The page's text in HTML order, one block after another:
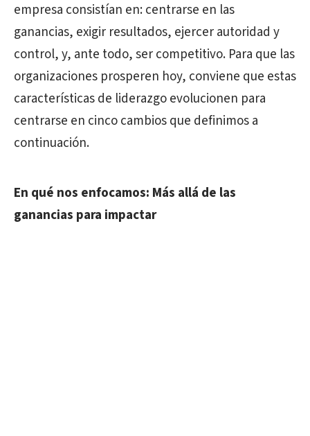
empresa consistían en: centrarse en las
ganancias, exigir resultados, ejercer autoridad y
control, y, ante todo, ser competitivo. Para que las
organizaciones prosperen hoy, conviene que estas
características de liderazgo evolucionen para
centrarse en cinco cambios que definimos a
continuación.
En qué nos enfocamos: Más allá de las
ganancias para impactar